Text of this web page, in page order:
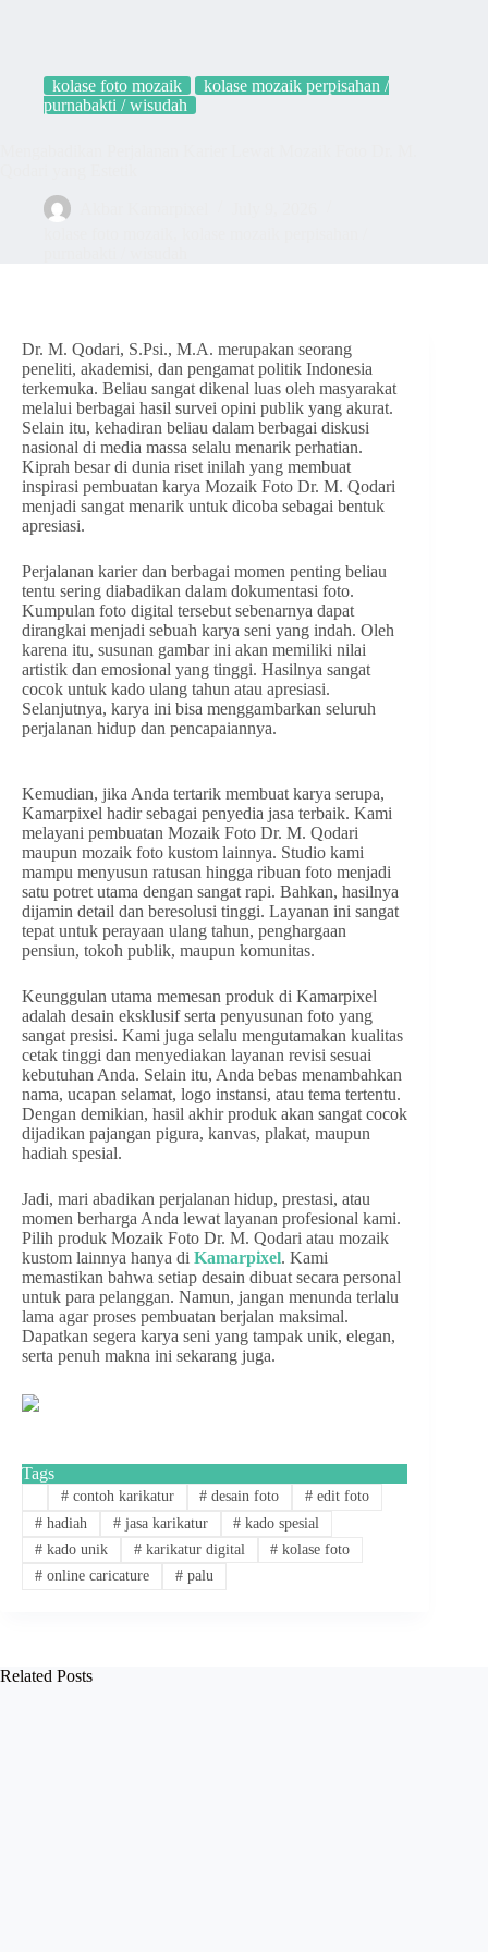
kolase foto mozaik
kolase mozaik perpisahan /
purnabakti / wisudah
Dr. M. Qodari, S.Psi., M.A. merupakan seorang
peneliti, akademisi, dan pengamat politik Indonesia
terkemuka. Beliau sangat dikenal luas oleh masyarakat
melalui berbagai hasil survei opini publik yang akurat.
Selain itu, kehadiran beliau dalam berbagai diskusi
nasional di media massa selalu menarik perhatian.
Kiprah besar di dunia riset inilah yang membuat
inspirasi pembuatan karya Mozaik Foto Dr. M. Qodari
menjadi sangat menarik untuk dicoba sebagai bentuk
apresiasi.
Perjalanan karier dan berbagai momen penting beliau
tentu sering diabadikan dalam dokumentasi foto.
Kumpulan foto digital tersebut sebenarnya dapat
dirangkai menjadi sebuah karya seni yang indah. Oleh
karena itu, susunan gambar ini akan memiliki nilai
artistik dan emosional yang tinggi. Hasilnya sangat
cocok untuk kado ulang tahun atau apresiasi.
Selanjutnya, karya ini bisa menggambarkan seluruh
perjalanan hidup dan pencapaiannya.
Kemudian, jika Anda tertarik membuat karya serupa,
Kamarpixel hadir sebagai penyedia jasa terbaik. Kami
melayani pembuatan Mozaik Foto Dr. M. Qodari
maupun mozaik foto kustom lainnya. Studio kami
mampu menyusun ratusan hingga ribuan foto menjadi
satu potret utama dengan sangat rapi. Bahkan, hasilnya
dijamin detail dan beresolusi tinggi. Layanan ini sangat
tepat untuk perayaan ulang tahun, penghargaan
pensiun, tokoh publik, maupun komunitas.
Keunggulan utama memesan produk di Kamarpixel
adalah desain eksklusif serta penyusunan foto yang
sangat presisi. Kami juga selalu mengutamakan kualitas
cetak tinggi dan menyediakan layanan revisi sesuai
kebutuhan Anda. Selain itu, Anda bebas menambahkan
nama, ucapan selamat, logo instansi, atau tema tertentu.
Dengan demikian, hasil akhir produk akan sangat cocok
dijadikan pajangan pigura, kanvas, plakat, maupun
hadiah spesial.
Jadi, mari abadikan perjalanan hidup, prestasi, atau
momen berharga Anda lewat layanan profesional kami.
Pilih produk Mozaik Foto Dr. M. Qodari atau mozaik
kustom lainnya hanya di Kamarpixel. Kami
memastikan bahwa setiap desain dibuat secara personal
untuk para pelanggan. Namun, jangan menunda terlalu
lama agar proses pembuatan berjalan maksimal.
Dapatkan segera karya seni yang tampak unik, elegan,
serta penuh makna ini sekarang juga.
Tags
#contoh karikatur # desain foto # edit foto
#hadiah #jasa karikatur # kado spesial
#kado unik #karikatur digital # kolase foto
#online caricature #palu
Related Posts